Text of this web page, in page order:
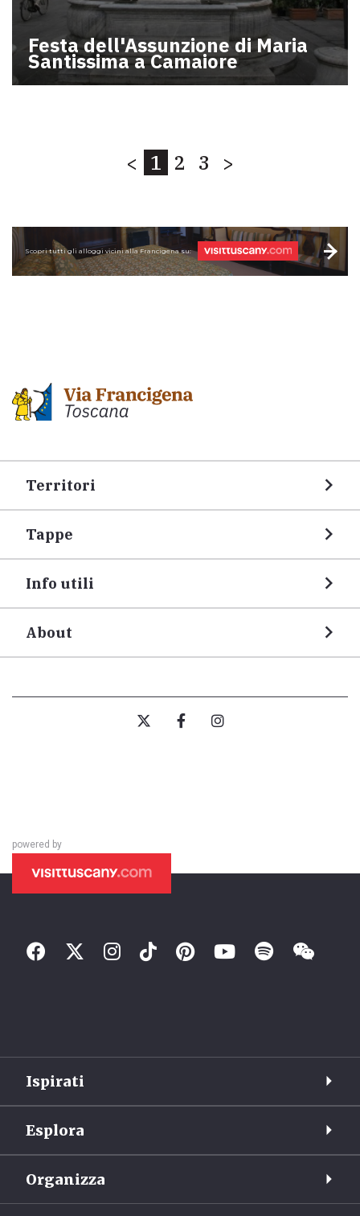
Festa dell'Assunzione di Maria
Santissima a Camaiore
< 1 2 3 >
Scopri tutti gli alloggi vicini alla Francigena su:
Territori
Tappe
Info utili
About
powered by
Ispirati
Esplora
Organizza